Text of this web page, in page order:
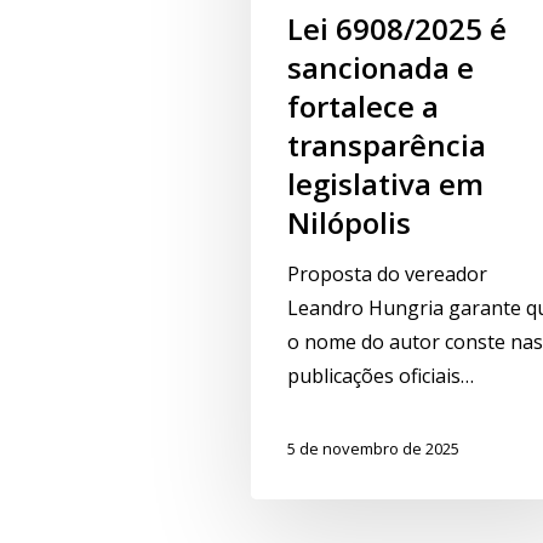
Lei 6908/2025 é
sancionada e
fortalece a
transparência
legislativa em
Nilópolis
Proposta do vereador
Leandro Hungria garante
o nome do autor conste nas
publicações oficiais…
5 de novembro de 2025